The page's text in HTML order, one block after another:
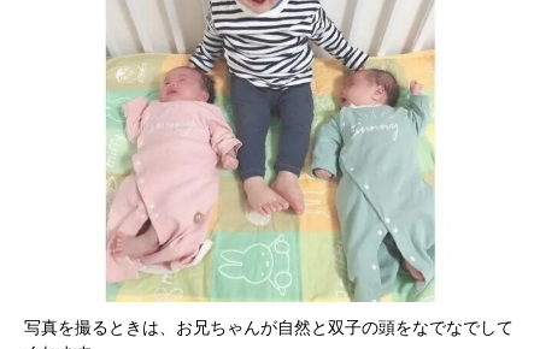
写真を撮るときは、お兄ちゃんが自然と双子の頭をなでなでして